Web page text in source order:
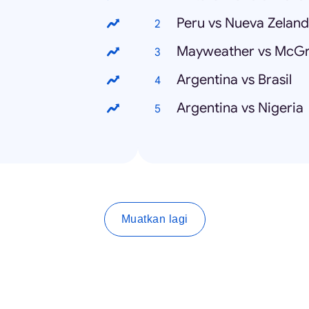
Peru vs Nueva
Mayweather vs
Argentina vs Brasil
Argentina vs Nigeria
Muatkan lagi